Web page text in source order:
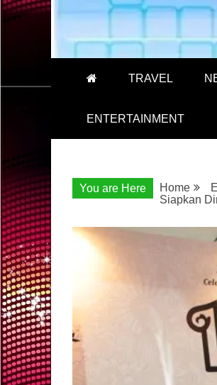
TRAVEL
ENTERTAINMENT
You are Here Home
Siapkan